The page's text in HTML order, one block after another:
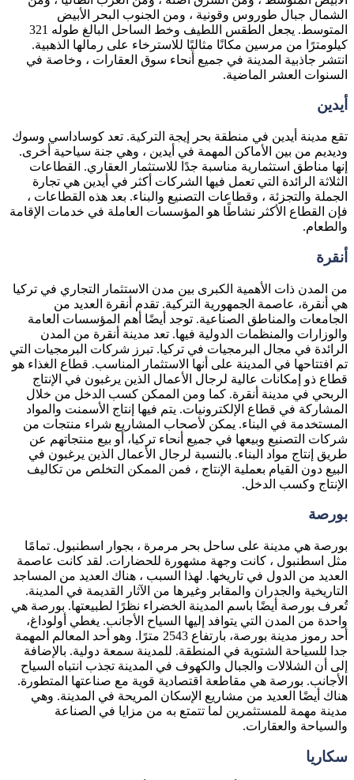
الشمال جبال طوروس وقونية ، ومن الجنوب البحر الأبيض
المتوسط. يجعل الطقس اللطيف وخط الساحل البالغ طوله 321
كيلومترًا من مرسين مكانًا مثاليًا للاسترخاء على رمالها الذهبية.
انتشر جاذبية المدينة في جميع أنحاء سوق العقارات ، وخاصة في
السنوات العشر الماضية.
أيدين
تقع مدينة أيدين في منطقة بحر إيجة التركية. تعد كوساداسي وسوك
وديديم من بين الأماكن المهمة في أيدين ، وهي جنة سياحية أخرى.
إنها مناطق استثمارية مناسبة جدًا للاستثمار العقاري. القطاعات
الثلاثة الرائدة التي تعمل فيها الشركات أكثر في أيدين هي تجارة
الجملة والتجزئة ، وقطاعات التصنيع والبناء. بعد هذه القطاعات ،
فإن القطاع الأكثر نشاطًا هو المؤسسات العاملة في خدمات الإقامة
والطعام.
أنقرة
من المدن ذات الأهمية الكبرى بين مدن الاستثمار التجاري في تركيا
هي أنقرة، عاصمة الجمهورية التركية. تقدم أنقرة العديد من
الجامعات والمناطق الصناعية. توجد أيضًا أهم المؤسسات العامة
والوزارات والمنظمات الدولية فيها. تعد مدينة أنقرة من المدن
الرائدة في مجال البرمجيات في تركيا. تبرز شركات البرمجيات التي
تم افتتاحها في المدينة على أنها الاستثمار المناسب. قطاع الغذاء هو
قطاع ذو إمكانات عالية لرجال الأعمال الذين يرغبون في الإنتاج
الربحي في مدينة أنقرة. كما ومن الممكن كسب الدخل من خلال
المشاركة في قطاع الإلكترونيات. يتم فيها إنتاج الأسمنت والمواد
المستخدمة في البناء. يمكن لأصحاب المشاريع شراء منتجات من
شركات التصنيع وبيعها في جميع أنحاء تركيا، أو بيع منتجاتهم عن
طريق إنتاج مواد البناء. بالنسبة لرجال الأعمال الذين يرغبون في
البيع دون القيام بعملية الإنتاج ، فمن الممكن التخلص من تكاليف
الإنتاج وكسب الدخل.
بورصة
بورصة هي مدينة على ساحل بحر مرمرة ، بجوار اسطنبول. تمامًا
مثل اسطنبول ، كانت وجهة مشهورة للحضارات. لقد كانت عاصمة
العديد من الدول في تاريخها. لهذا السبب ، هناك العديد من المساجد
التاريخية والجدران والمقابر وغيرها من الآثار القديمة في المدينة.
تُعرف بورصة أيضًا باسم المدينة الخضراء نظرًا لطبيعتها. بورصة هي
واحدة من المدن التي يتوافد إليها السياح الأجانب. يغطي أولوداغ،
أحد رموز مدينة بورصة، بارتفاع 2543 مترًا. وهو أحد المعالم المهمة
جدا للسياحة الشتوية في المنطقة. للمدينة سمعة دولية. بالإضافة
إلى أن الشلالات والجبال والكهوف في المدينة تجذب انتباه السياح
الأجانب. بورصة هي مقاطعة اقتصادية قوية مع صناعتها المتطورة.
هناك أيضًا العديد من مشاريع الإسكان المريحة في المدينة. وهي
مدينة مهمة للمستثمرين لما تتمتع به من مزايا في الصناعة
والسياحة والعقارات.
سكاريا